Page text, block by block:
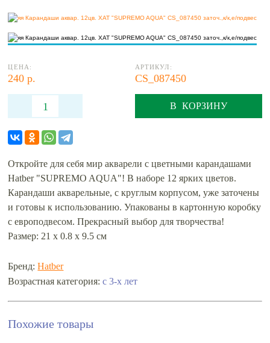
ЦЕНА:
240 р.
АРТИКУЛ:
CS_087450
В КОРЗИНУ
Откройте для себя мир акварели с цветными карандашами
Hatber "SUPREMO AQUA"! В наборе 12 ярких цветов.
Карандаши акварельные, с круглым корпусом, уже заточены
и готовы к использованию. Упакованы в картонную коробку
с европодвесом. Прекрасный выбор для творчества!
Размер: 21 х 0.8 х 9.5 см
Бренд:Hatber
Возрастная категория:с 3-х лет
Похожие товары